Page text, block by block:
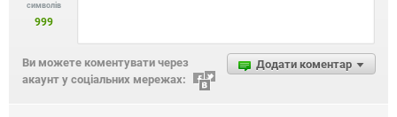
символів
999
Додати коментар
Ви можете коментувати через
акаунт у соціальних мережах: